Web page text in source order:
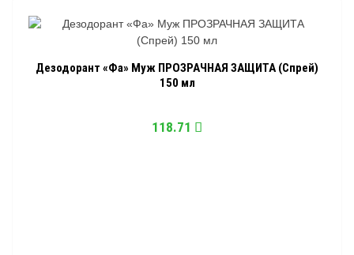
Дезодорант «Фа» Муж ПРОЗРАЧНАЯ ЗАЩИТА (Спрей)
150 мл
118.71